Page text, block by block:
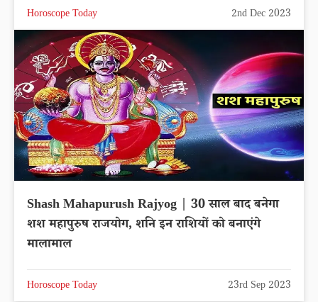
Horoscope Today 2nd Dec 2023
Shash Mahapurush Rajyog | 30 साल बाद बनेगा
शश महापुरुष राजयोग, शनि इन राशियों को बनाएंगे
मालामाल
Horoscope Today 23rd Sep 2023